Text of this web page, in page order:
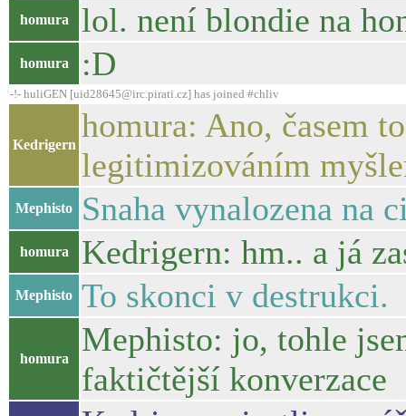
homura lol. není blondie na
homura :D
-!- huliGEN [uid28645@irc.pirati.cz] has joined #chliv
Kedrigern
homura: Ano, časem
legitimizováním
Mephisto Snaha vynalozena na
homura Kedrigern: hm.. a já
Mephisto To skonci v destrukci.
homura
Mephisto: jo, tohle
faktičtější konverzace